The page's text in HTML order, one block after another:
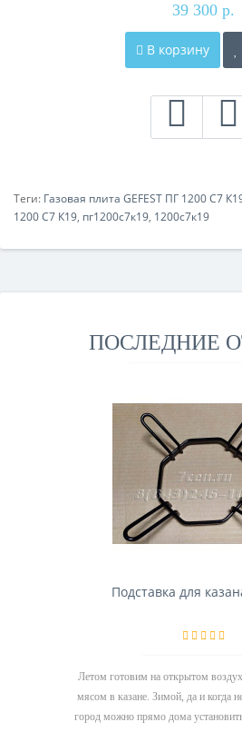
39 300 р.
В корзину
Теги: Газовая плита GEFEST ПГ 1200 С7
1200 С7 К19, пг1200с7к19, 1200с7к19
ПОСЛЕДНИЕ
Подставка для
Летом готовим на открытом
мясом в казане. Зимой, да и когда
город можно прямо дома